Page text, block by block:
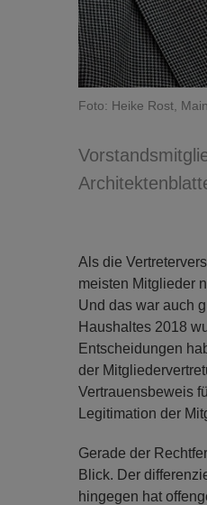
Foto: Heike Rost,
Als die
meisten Mitglieder
Und das war auch
Haushaltes 2018
Entscheidungen
der
Vertrauensbeweis
Legitimation der
Gerade der
Blick. Der
hingegen hat